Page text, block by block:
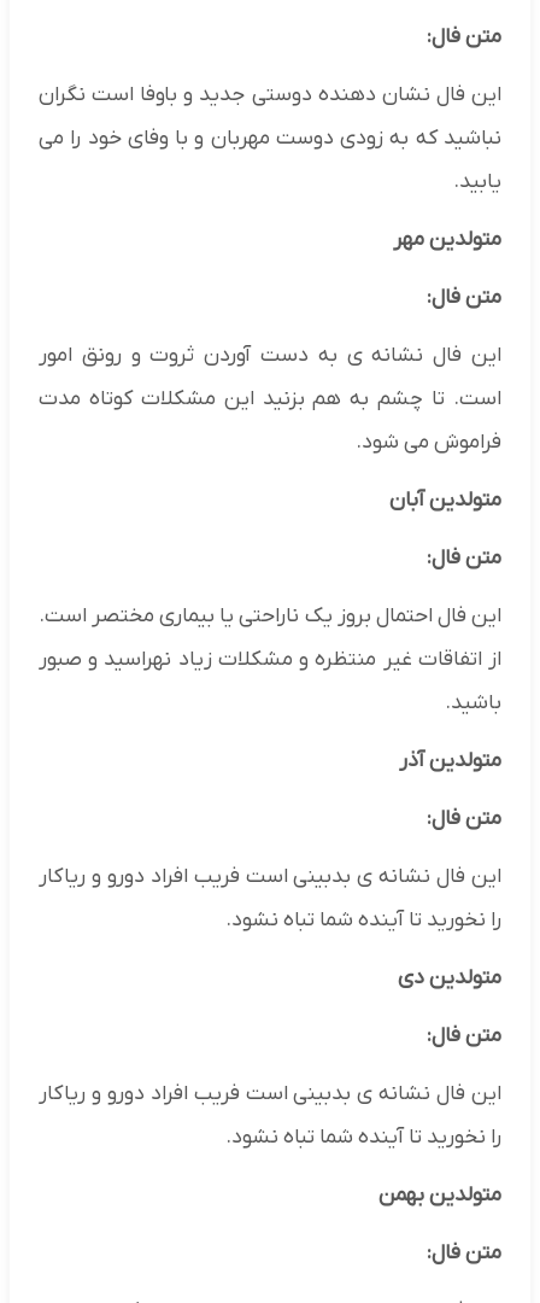
متن فال:
این فال نشان دهنده دوستی جدید و باوفا است نگران
نباشید که به زودی دوست مهربان و با وفای خود را می
یابید.
متولدین مهر
متن فال:
این فال نشانه ی به دست آوردن ثروت و رونق امور
است. تا چشم به هم بزنید این مشکلات کوتاه مدت
فراموش می شود.
متولدین آبان
متن فال:
این فال احتمال بروز یک ناراحتی یا بیماری مختصر است.
از اتفاقات غیر منتظره و مشکلات زیاد نهراسید و صبور
باشید.
متولدین آذر
متن فال:
این فال نشانه ی بدبینی است فریب افراد دورو و ریاکار
را نخورید تا آینده شما تباه نشود.
متولدین دی
متن فال:
این فال نشانه ی بدبینی است فریب افراد دورو و ریاکار
را نخورید تا آینده شما تباه نشود.
متولدین بهمن
متن فال: